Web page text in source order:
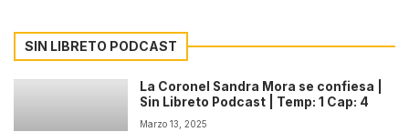
SIN LIBRETO PODCAST
La Coronel Sandra Mora se confiesa |
Sin Libreto Podcast | Temp: 1 Cap: 4
Marzo 13, 2025